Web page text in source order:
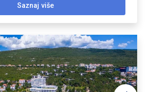
Saznaj više